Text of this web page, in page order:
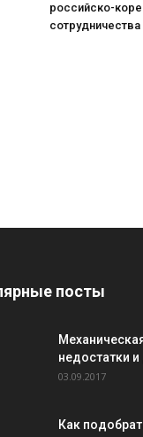
российско-
посты
недостатки
03.09.2017
Как